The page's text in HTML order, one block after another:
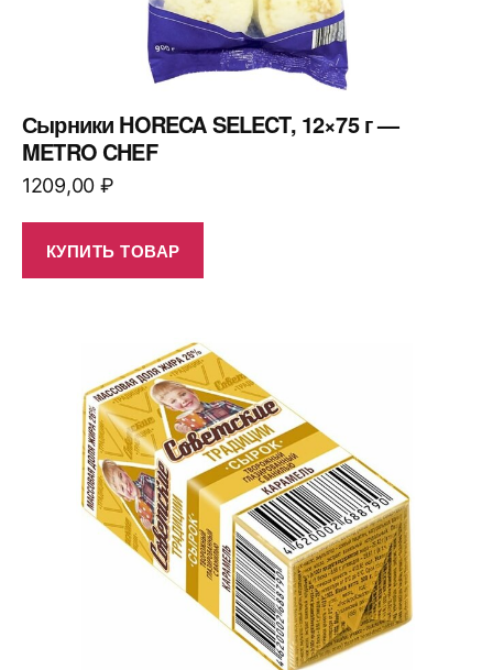
Сырники HORECA SELECT, 12×75 г —
METRO CHEF
1209,00 ₽
КУПИТЬ ТОВАР